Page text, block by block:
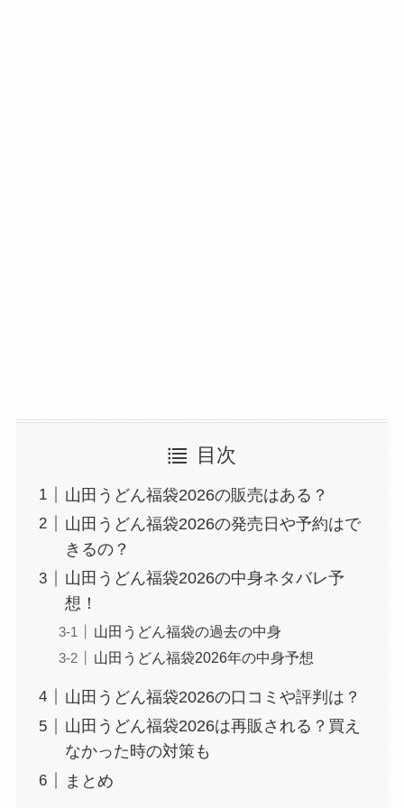
目次
山田うどん福袋2026の販売はある？
山田うどん福袋2026の発売日や予約はで
きるの？
山田うどん福袋2026の中身ネタバレ予
想！
山田うどん福袋の過去の中身
山田うどん福袋2026年の中身予想
山田うどん福袋2026の口コミや評判は？
山田うどん福袋2026は再販される？買え
なかった時の対策も
まとめ